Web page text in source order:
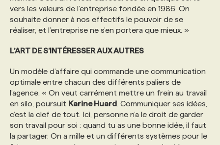
vers les valeurs de l’entreprise fondée en 1986. On
souhaite donner à nos effectifs le pouvoir de se
réaliser, et l’entreprise ne s’en portera que mieux. »
L’ART DE S’INTÉRESSER AUX AUTRES
Un modèle d’affaire qui commande une communication
optimale entre chacun des différents paliers de
l’agence. « On veut carrément mettre un frein au travail
en silo, poursuit Karine Huard . Communiquer ses idées,
c’est la clef de tout. Ici, personne n’a le droit de garder
son travail pour soi : quand tu as une bonne idée, il faut
la partager. On a mille et un différents systèmes pour le